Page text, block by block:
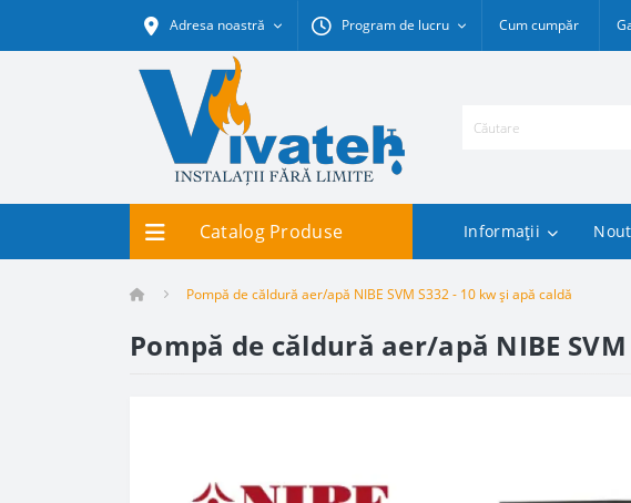
Adresa noastră Program de lucru Cum cumpăr
Catalog Produse Informații
Pompă de căldură aer/apă NIBE SVM S332 - 10 kw și apă caldă
Pompă de căldură aer/apă NIBE